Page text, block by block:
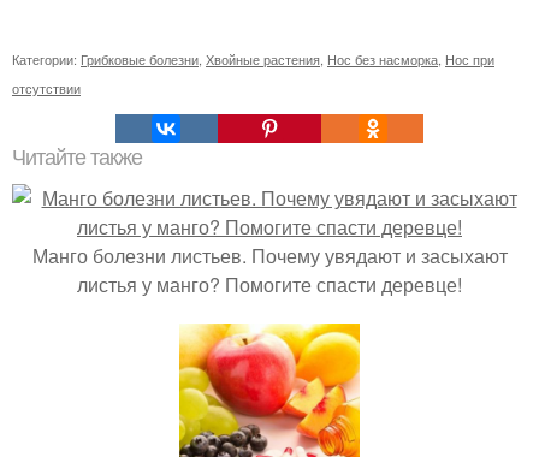
Категории: Грибковые болезни Хвойные растения Нос без насморка Нос при
отсутствии
Читайте также
Манго болезни листьев. Почему увядают и засыхают
листья у манго? Помогите спасти деревце!